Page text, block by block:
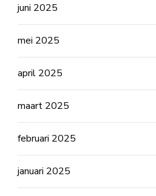
juni 2025
mei 2025
april 2025
maart 2025
februari 2025
januari 2025